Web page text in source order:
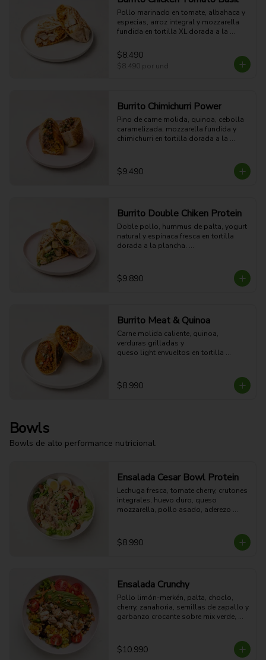
Pollo marinado en tomate, albahaca y
especias, arroz integral y mozzarella
fundida en tortilla XL dorada a la
mediterráneo.
54g Proteina - 51g Carbohidratos -
15g grasa - 4g Fibra - 578 Kcal
$8.490
$8.490por und
Burrito Chimichurri Power
Pino de carne molida, quinoa, cebolla
caramelizada, mozzarella fundida y
chimichurri en tortilla dorada a la
45g Proteina - 58g Carbohidratos -
36g grasa - 6g Fibra - 748 Kcal
$9.490
Burrito Double Chiken Protein
Doble pollo, hummus de palta, yogurt
natural y espinaca fresca en tortilla
dorada a la plancha.
$9.890
Burrito Meat & Quinoa
Carne molida caliente, quinoa,
verduras grilladas y
queso light envueltos en tortilla
27g grasa - 7g Fibra - 654 Kcal
$8.990
Bowls
Bowls de alto performance nutricional.
Ensalada Cesar Bowl Protein
Lechuga fresca, tomate cherry, crutones
integrales, huevo duro, queso
mozzarella, pollo asado, aderezo
15g grasa - 4g Fibra - 578 Kcal
$8.990
Ensalada Crunchy
Pollo limón-merkén, palta, choclo,
cherry, zanahoria, semillas de zapallo y
garbanzo crocante sobre mix verde,
47g Proteina - 26g Carbohidratos -
27g grasa - 8g Fibra - 539 Kcal
$10.990